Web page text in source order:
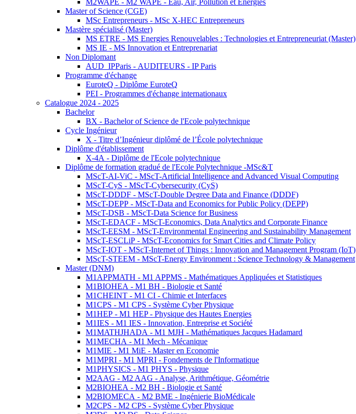
M2WAPE - M2 WAPE - Eau, Air, Pollution et Énergies
Master of Science (CGE)
MSc Entrepreneurs - MSc X-HEC Entrepreneurs
Mastère spécialisé (Master)
MS ETRE - MS Energies Renouvelables : Technologies et Entrepreneuriat (Master)
MS IE - MS Innovation et Entreprenariat
Non Diplomant
AUD_IPParis - AUDITEURS - IP Paris
Programme d'échange
EuroteQ - Diplôme EuroteQ
PEI - Programmes d'échange internationaux
Catalogue 2024 - 2025
Bachelor
BX - Bachelor of Science de l'Ecole polytechnique
Cycle Ingénieur
X - Titre d’Ingénieur diplômé de l’École polytechnique
Diplôme d'établissement
X-4A - Diplôme de l'Ecole polytechnique
Diplôme de formation gradué de l'Ecole Polytechnique -MSc&T
MScT-AI-ViC - MScT-Artificial Intelligence and Advanced Visual Computing
MScT-CyS - MScT-Cybersecurity (CyS)
MScT-DDDF - MScT-Double Degree Data and Finance (DDDF)
MScT-DEPP - MScT-Data and Economics for Public Policy (DEPP)
MScT-DSB - MScT-Data Science for Business
MScT-EDACF - MScT-Economics, Data Analytics and Corporate Finance
MScT-EESM - MScT-Environmental Engineering and Sustainability Management
MScT-ESCLiP - MScT-Economics for Smart Cities and Climate Policy
MScT-IOT - MScT-Internet of Things : Innovation and Management Program (IoT)
MScT-STEEM - MScT-Energy Environment : Science Technology & Management
Master (DNM)
M1APPMATH - M1 APPMS - Mathématiques Appliquées et Statistiques
M1BIOHEA - M1 BH - Biologie et Santé
M1CHEINT - M1 CI - Chimie et Interfaces
M1CPS - M1 CPS - Système Cyber Physique
M1HEP - M1 HEP - Physique des Hautes Energies
M1IES - M1 IES - Innovation, Entreprise et Société
M1MATHJHADA - M1 MJH - Mathématiques Jacques Hadamard
M1MECHA - M1 Mech - Mécanique
M1MIE - M1 MiE - Master en Economie
M1MPRI - M1 MPRI - Fondements de l'Informatique
M1PHYSICS - M1 PHYS - Physique
M2AAG - M2 AAG - Analyse, Arithmétique, Géométrie
M2BIOHEA - M2 BH - Biologie et Santé
M2BIOMECA - M2 BME - Ingénierie BioMédicale
M2CPS - M2 CPS - Système Cyber Physique